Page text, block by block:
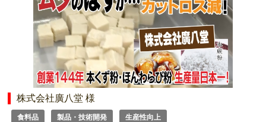
株式会社廣八堂 様
食料品 製品・技術開発 生産性向上